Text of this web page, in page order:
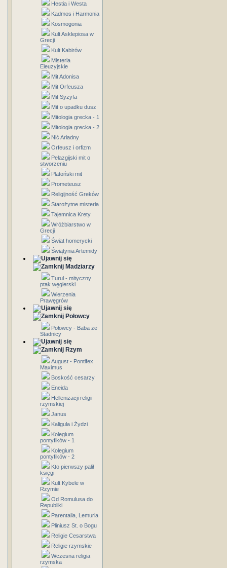
Hestia i Westa
Kadmos i Harmonia
Kosmogonia
Kult Asklepiosa w
Grecji
Kult Kabirów
Misteria
Eleuzyjskie
Mit Adonisa
Mit Orfeusza
Mit Syzyfa
Mit o upadku dusz
Mitologia grecka - 1
Mitologia grecka - 2
Nić Ariadny
Orfeusz i orfizm
Pelazgijski mit o
stworzeniu
Platoński mit
Prometeusz
Religijność Greków
Starożytne misteria
Tajemnica Krety
Wróżbiarstwo w
Grecji
Świat homerycki
Świątynia Artemidy
Madziarzy
Turul - mityczny
ptak węgierski
Wierzenia
Prawęgrów
Połowcy
Połowcy - Baba ze
Stadnicy
Rzym
August - Pontifex
Maximus
Boskość cesarzy
Eneida
Hellenizacji religii
rzymskiej
Janus
Kaligula i Żydzi
Kolegium
pontyfików - 1
Kolegium
pontyfików - 2
Kto pierwszy palił
księgi
Kult Kybele w
Rzymie
Od Romulusa do
Republiki
Parentalia, Lemuria
Pliniusz St. o Bogu
Religie Cesarstwa
Religie rzymskie
Wczesna religia
rzymska